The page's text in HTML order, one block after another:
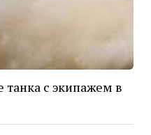
танка с экипажем в